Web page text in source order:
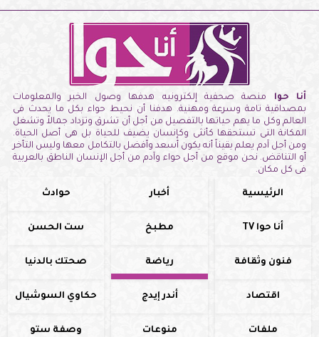
أنا حوا منصة صحفية إلكترونيه هدفها وصول الخبر والمعلومات
بمصداقية تامة وسرعة ومهنية. هدفنا أن نحيط حواء بكل ما يحدث فى
العالم وكل ما يهم حياتها بالتفصيل من أجل أن تشرق وتزداد جمالاً وتشغل
المكانة التى تستحقها كأنثى وكإنسان يضيف للحياة بل هى أصل الحياة.
ومن أجل آدم يعلم يقيناً أنه يكون أسعد وأفضل بالتكامل معها وليس التأخر
أو التناقض. نحن موقع من أجل حواء وآدم من أجل الإنسان الناطق بالعربية
فى كل مكان.
الرئيسية أخبار حوادث
أنا حوا TV مطبخ ست الحسن
فنون وثقافة رياضة صحتك بالدنيا
اقتصاد أندر إيدج حكاوي السوشيال
ملفات منوعات وصفة ستو